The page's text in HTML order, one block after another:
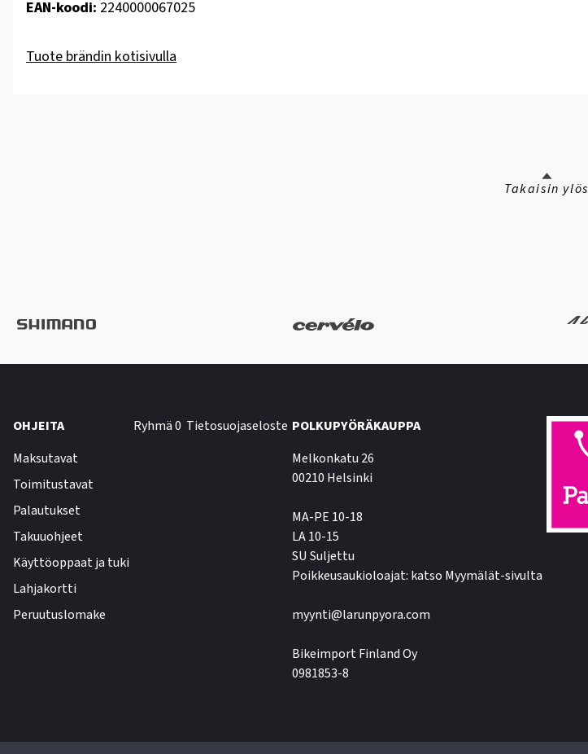
EAN-koodi: 2240000067025
Tuote brändin kotisivulla
Takaisin ylös
OHJEITA
Maksutavat
Toimitustavat
Palautukset
Takuuohjeet
Käyttöoppaat ja tuki
Lahjakortti
Peruutuslomake
Ryhmä 0 Tietosuojaseloste POLKUPYÖRÄKAUPPA
Melkonkatu 26
00210 Helsinki
MA-PE 10-18
LA 10-15
SU Suljettu
Poikkeusaukioloajat: katso Myymälät-sivulta
myynti@larunpyora.com
Bikeimport Finland Oy
0981853-8